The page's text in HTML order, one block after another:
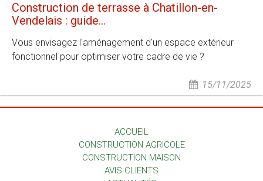
Construction de terrasse à Chatillon-en-
Vendelais : guide...
Vous envisagez l'aménagement d'un espace extérieur
fonctionnel pour optimiser votre cadre de vie ?
15/11/2025
ACCUEIL
CONSTRUCTION AGRICOLE
CONSTRUCTION MAISON
AVIS CLIENTS